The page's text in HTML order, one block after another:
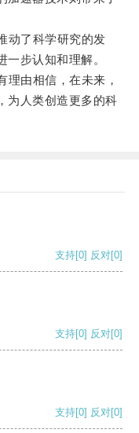
了科学研究的发
步认知和理解。
由相信，在未来，
为人类创造更多的科
支持[0] 反对[0]
支持[0] 反对[0]
支持[0] 反对[0]